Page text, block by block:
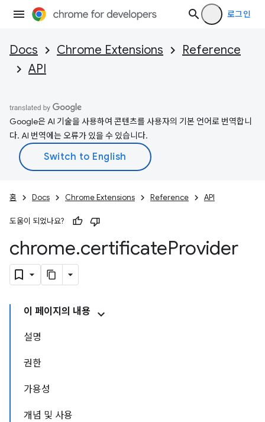
로그인
Docs Chrome Extensions
Reference
API
Google은 AI 기술을 사용하여 콘텐츠를 사용자의 기본 언어로 번역합니
다. AI 번역에는 오류가 있을 수 있습니다.
홈 Docs Chrome Extensions Reference API
도움이 되었나요?
chrome.certificateProvider
이 페이지의 내용
설명
권한
가용성
개념 및 사용